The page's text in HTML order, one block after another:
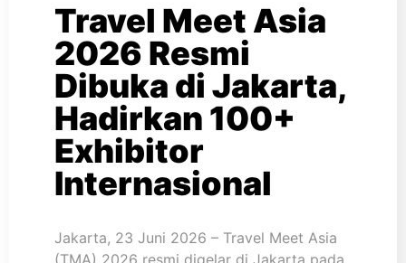
Travel Meet Asia
2026 Resmi
Dibuka di Jakarta,
Hadirkan 100+
Exhibitor
Internasional
Jakarta, 23 Juni 2026 – Travel Meet Asia